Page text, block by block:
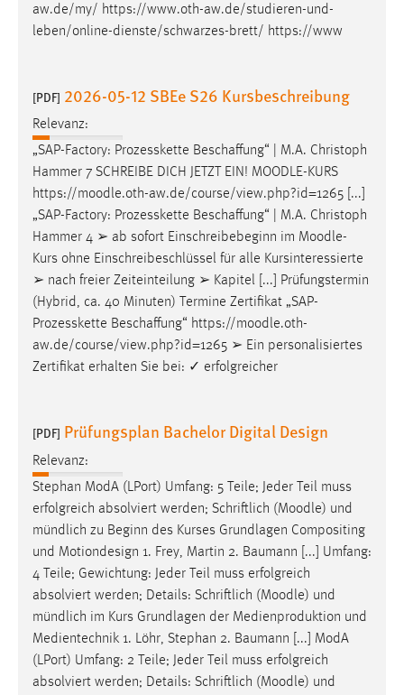
aw.de/my/ https://www.oth-aw.de/studieren-und-
leben/online-dienste/schwarzes-brett/ https://www
[PDF] 2026-05-12 SBEe S26 Kursbeschreibung
Relevanz:
„SAP-Factory: Prozesskette Beschaffung“ | M.A. Christoph
Hammer 7 SCHREIBE DICH JETZT EIN! MOODLE-KURS
https://moodle.oth-aw.de/course/view.php?id=1265 [...]
„SAP-Factory: Prozesskette Beschaffung“ | M.A. Christoph
Hammer 4 ➢ ab sofort Einschreibebeginn im Moodle-
Kurs ohne Einschreibeschlüssel für alle Kursinteressierte
➢ nach freier Zeiteinteilung ➢ Kapitel [...] Prüfungstermin
(Hybrid, ca. 40 Minuten) Termine Zertifikat „SAP-
Prozesskette Beschaffung“ https://moodle.oth-
aw.de/course/view.php?id=1265 ➢ Ein personalisiertes
Zertifikat erhalten Sie bei: ✓ erfolgreicher
[PDF] Prüfungsplan Bachelor Digital Design
Relevanz:
Stephan ModA (LPort) Umfang: 5 Teile; Jeder Teil muss
erfolgreich absolviert werden; Schriftlich (Moodle) und
mündlich zu Beginn des Kurses Grundlagen Compositing
und Motiondesign 1. Frey, Martin 2. Baumann [...] Umfang:
4 Teile; Gewichtung: Jeder Teil muss erfolgreich
absolviert werden; Details: Schriftlich (Moodle) und
mündlich im Kurs Grundlagen der Medienproduktion und
Medientechnik 1. Löhr, Stephan 2. Baumann [...] ModA
(LPort) Umfang: 2 Teile; Jeder Teil muss erfolgreich
absolviert werden; Details: Schriftlich (Moodle) und
MARKETING
Marketing Cookies werden von Drittanbietern
hinweg verfolgen.
Google Ads
Name:
_gcl_au
Anbieter:
Google Ireland Limited
Zweck:
Conversion-Tracking
Cookie Laufzeit:
3 Monate
Anbieter:
Facebook
Zweck:
Conversion-Tracking
Cookie Laufzeit:
3 Monate